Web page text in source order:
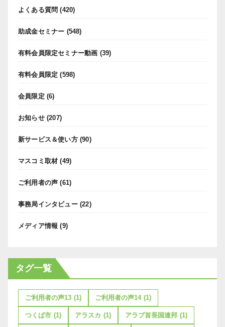
よくある質問 (420)
助成金セミナー (548)
有料会員限定セミナー動画 (39)
有料会員限定 (598)
会員限定 (6)
お知らせ(207)
新サービス＆使い方(90)
マスコミ取材 (49)
ご利用者の声 (61)
事務局インタビュー(22)
メディア情報 (9)
タグ一覧
ご利用者の声13 (1) ご利用者の声14 (1)
つくば市 (1) アラスカ (1) アラブ首長国連邦 (1)